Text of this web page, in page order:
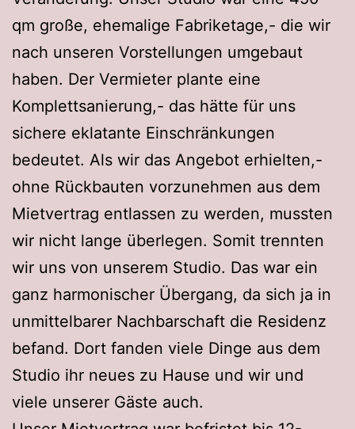
qm große, ehemalige Fabriketage,- die wir
nach unseren Vorstellungen umgebaut
haben. Der Vermieter plante eine
Komplettsanierung,- das hätte für uns
sichere eklatante Einschränkungen
bedeutet. Als wir das Angebot erhielten,-
ohne Rückbauten vorzunehmen aus dem
Mietvertrag entlassen zu werden, mussten
wir nicht lange überlegen. Somit trennten
wir uns von unserem Studio. Das war ein
ganz harmonischer Übergang, da sich ja in
unmittelbarer Nachbarschaft die Residenz
befand. Dort fanden viele Dinge aus dem
Studio ihr neues zu Hause und wir und
viele unserer Gäste auch.